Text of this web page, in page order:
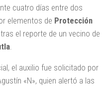
cuatro días entre dos
elementos de Protección
el reporte de un vecino de
el auxilio fue solicitado por
«N», quien alertó a las